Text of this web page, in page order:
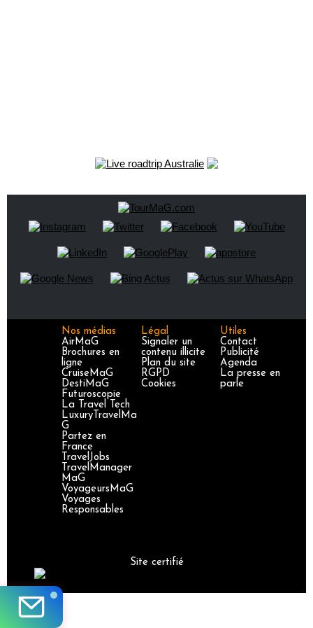
Nos médias
AirMaG
Brochures en
ligne
CruiseMaG
DestiMaG
Futuroscopie
La Travel Tech
LuxuryTravelMa
G
Partez en
France
TravelJobs
TravelManager
MaG
VoyageursMaG
Voyages
Responsables
Légal
Signaler un
contenu illicite
Plan du site
RGPD
Cookies
Utiles
Contact
Publicité
Agenda
La presse en
parle
Site certifié